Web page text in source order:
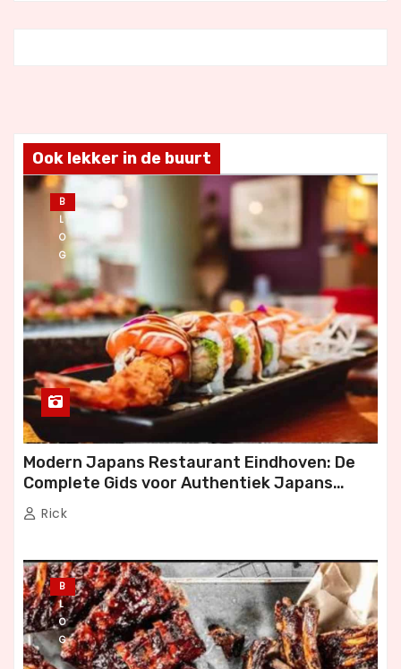
Ook lekker in de buurt
B
L
O
G
Modern Japans Restaurant Eindhoven: De
Complete Gids voor Authentiek Japans
Dineren
Rick
B
L
O
G